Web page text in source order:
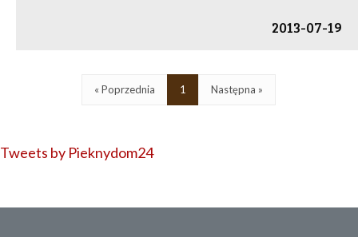
2013-07-19
« Poprzednia 1 Następna »
Tweets by Pieknydom24